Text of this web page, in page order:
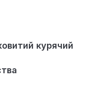
курячий